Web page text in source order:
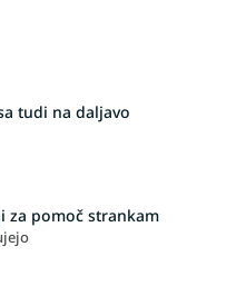
tudi na daljavo
za pomoč strankam